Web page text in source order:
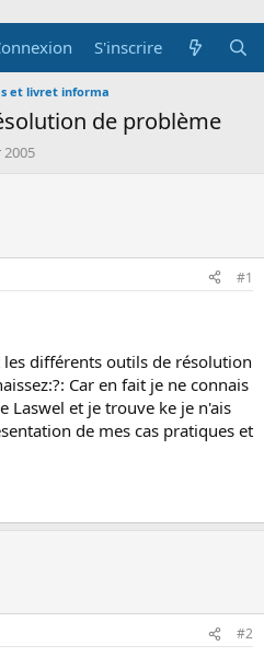
S'inscrire
et livret informa
de problème
2005
#1
différents outils de résolution
Car en fait je ne connais
Laswel et je trouve ke je n'ais
de mes cas pratiques et
#2